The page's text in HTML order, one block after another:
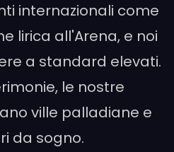
internazionali come
lirica all'Arena, e noi
a standard elevati.
le nostre
ville palladiane e
da sogno.